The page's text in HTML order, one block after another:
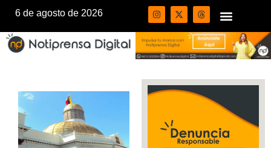
6 de agosto de 2026